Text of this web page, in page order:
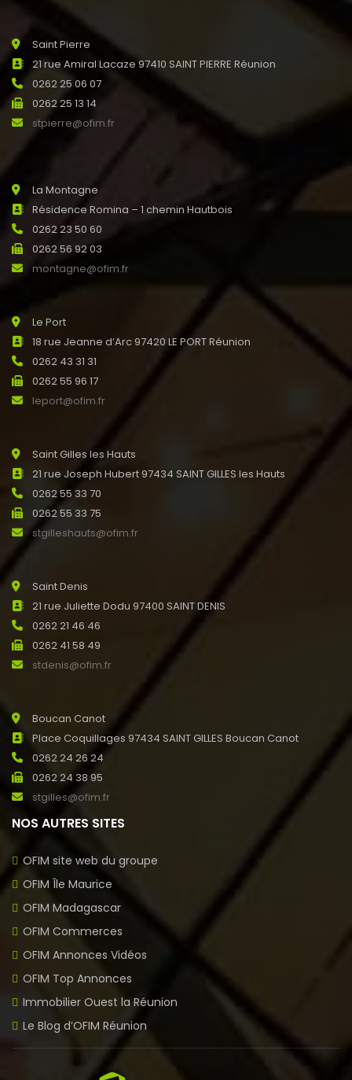
Saint Pierre
21 rue Amiral Lacaze 97410 SAINT PIERRE Réunion
0262 25 06 07
0262 25 13 14
stpierre@ofim.fr
La Montagne
Résidence Romina – 1 chemin Hautbois
0262 23 50 60
0262 56 92 03
montagne@ofim.fr
Le Port
18 rue Jeanne d’Arc 97420 LE PORT Réunion
0262 43 31 31
0262 55 96 17
leport@ofim.fr
Saint Gilles les Hauts
21 rue Joseph Hubert 97434 SAINT GILLES les Hauts
0262 55 33 70
0262 55 33 75
stgilleshauts@ofim.fr
Saint Denis
21 rue Juliette Dodu 97400 SAINT DENIS
0262 21 46 46
0262 41 58 49
stdenis@ofim.fr
Boucan Canot
Place Coquillages 97434 SAINT GILLES Boucan Canot
0262 24 26 24
0262 24 38 95
stgilles@ofim.fr
NOS AUTRES SITES
OFIM site web du groupe
OFIM Île Maurice
OFIM Madagascar
OFIM Commerces
OFIM Annonces Vidéos
OFIM Top Annonces
Immobilier Ouest la Réunion
Le Blog d’OFIM Réunion